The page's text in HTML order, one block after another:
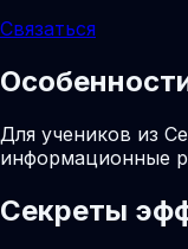
Связаться
Для учеников из
информационные
Секреты